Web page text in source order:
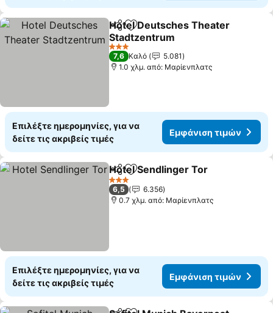
Κοινοποίηση
Προσθήκη στα αγαπημένα
Hotel Deutsches Theater
Stadtzentrum
3 Αστέρια
7,6 Καλό
5.081
1.0 χλμ. από: Μαρίενπλατς
Επιλέξτε ημερομηνίες, για να
δείτε τις ακριβείς τιμές
Εμφάνιση τιμών
Κοινοποίηση
Προσθήκη στα αγαπημένα
Hotel Sendlinger Tor
3 Αστέρια
6,5
6.356
0.7 χλμ. από: Μαρίενπλατς
Επιλέξτε ημερομηνίες, για να
δείτε τις ακριβείς τιμές
Εμφάνιση τιμών